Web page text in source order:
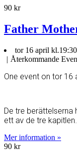
90 kr
Father
tor 16 april kl.19:30
| Återkommande
One event on tor 16
De tre berättelserna
ett av de tre kapitlen…
Mer information »
90 kr